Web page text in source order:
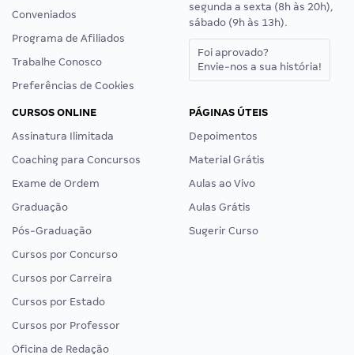
Conveniados
Programa de Afiliados
Trabalhe Conosco
Preferências de Cookies
segunda a sexta (8h às 20h),
sábado (9h às 13h).
Foi aprovado?
Envie-nos a sua história!
CURSOS ONLINE
Assinatura Ilimitada
Coaching para Concursos
Exame de Ordem
Graduação
Pós-Graduação
Cursos por Concurso
Cursos por Carreira
Cursos por Estado
Cursos por Professor
Oficina de Redação
PÁGINAS ÚTEIS
Depoimentos
Material Grátis
Aulas ao Vivo
Aulas Grátis
Sugerir Curso